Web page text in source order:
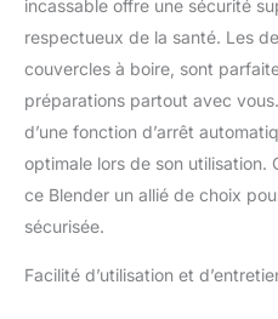
incassable offre une sécurité
respectueux de la santé. Les
couvercles à boire, sont
préparations partout avec
d’une fonction d’arrêt
optimale lors de son utilisation.
ce Blender un allié de choix
sécurisée.
Facilité d’utilisation et